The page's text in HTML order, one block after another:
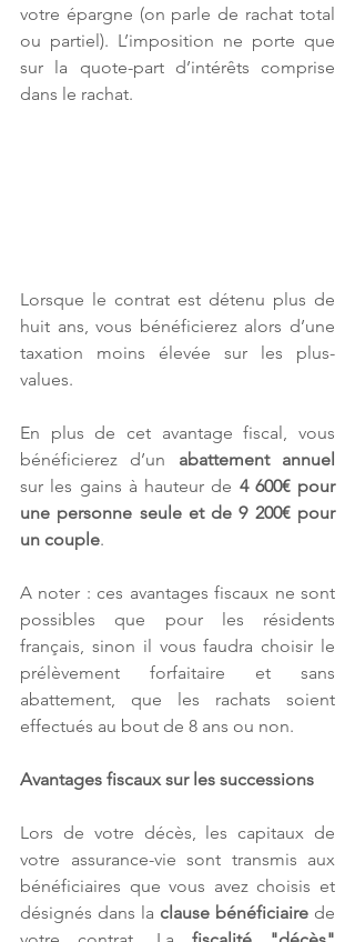
votre épargne (on parle de rachat total
ou partiel). L’imposition ne porte que
sur la quote-part d’intérêts comprise
dans le rachat.
Lorsque le contrat est détenu plus de
huit ans, vous bénéficierez alors d’une
taxation moins élevée sur les plus-
values.
En plus de cet avantage fiscal, vous
bénéficierez d’un abattement annuel
sur les gains à hauteur de 4 600€ pour
une personne seule et de 9 200€ pour
un couple.
A noter : ces avantages fiscaux ne sont
possibles que pour les résidents
français, sinon il vous faudra choisir le
prélèvement forfaitaire et sans
abattement, que les rachats soient
effectués au bout de 8 ans ou non.
Avantages fiscaux sur les successions
Lors de votre décès, les capitaux de
votre assurance-vie sont transmis aux
bénéficiaires que vous avez choisis et
désignés dans la clause bénéficiaire de